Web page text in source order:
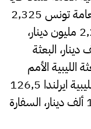
لارجو 399,631 ألف دينار، القنصلية العامة تونس 2,325
مليون دينار، السفارة الليبية فيتنام 2,291 مليون دينار،
/ الاتحاد الأفريقي 277 ألف دينار، البعثة
البعثة الليبية الأمم
المتحدة 4,448 مليون دينار، السفارة الليبية ايرلندا 126,5
ألف دينار، السفارة الليبية لبنان 144,74 ألف دينار، السفارة